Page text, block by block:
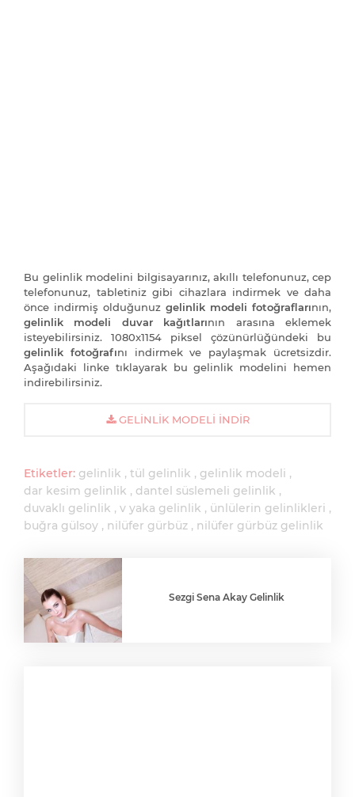
Bu gelinlik modelini bilgisayarınız, akıllı telefonunuz, cep
telefonunuz, tabletiniz gibi cihazlara indirmek ve daha
önce indirmiş olduğunuz gelinlik modeli fotoğraflarının,
gelinlik modeli duvar kağıtlarının arasına eklemek
isteyebilirsiniz. 1080x1154 piksel çözünürlüğündeki bu
gelinlik fotoğrafını indirmek ve paylaşmak ücretsizdir.
Aşağıdaki linke tıklayarak bu gelinlik modelini hemen
indirebilirsiniz.
GELINLIK MODELI İNDIR
Etiketler: gelinlik tül gelinlik
gelinlik modeli
dar kesim gelinlik
dantel süslemeli gelinlik
duvaklı gelinlik
v yaka gelinlik
ünlülerin gelinlikleri
buğra gülsoy
nilüfer gürbüz nilüfer gürbüz gelinlik
Sezgi Sena Akay Gelinlik